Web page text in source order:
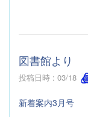
図書館より
投稿日時 : 03/18
新着案内3月号